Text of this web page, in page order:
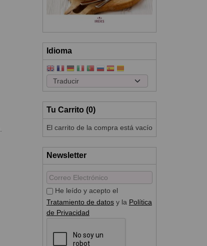
Idioma
Tu Carrito (0)
El carrito de la compra está vacío
Newsletter
He leído y acepto el
Tratamiento de datosy la Política
de Privacidad